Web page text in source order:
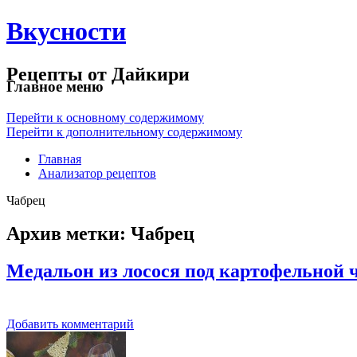
Вкусности
Рецепты от Дайкири
Главное меню
Перейти к основному содержимому
Перейти к дополнительному содержимому
Главная
Анализатор рецептов
Чабрец
Архив метки: Чабрец
Медальон из лосося под картофельной
Добавить комментарий